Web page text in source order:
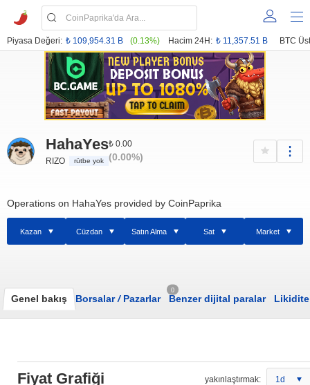
Piyasa Değeri: ₺ 109,954.31 B (0.13%) Hacim 24H: ₺ 11,357.51 B BTC
HahaYes
RIZO rütbe yok
₺ 0.00
(0.00%)
Operations on HahaYes provided by CoinPaprika
Kazan Cüzdan Satın Alma Sat Market
Genel bakış Borsalar/Pazarlar
0
Benzer dijital paralar Likidite
Fiyat Grafiği yakınlaştırmak: 1d